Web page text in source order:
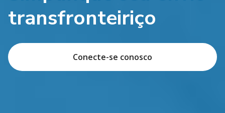
transfronteiriço
Conecte-se conosco